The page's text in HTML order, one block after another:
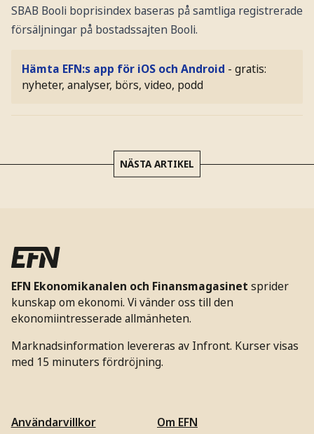
SBAB Booli boprisindex baseras på samtliga registrerade
försäljningar på bostadssajten Booli.
Hämta EFN:s app för iOS och Android - gratis:
nyheter, analyser, börs, video, podd
NÄSTA ARTIKEL
EFN Ekonomikanalen och Finansmagasinet sprider
kunskap om ekonomi. Vi vänder oss till den
ekonomiintresserade allmänheten.
Marknadsinformation levereras av Infront. Kurser visas
med 15 minuters fördröjning.
Användarvillkor
Om EFN